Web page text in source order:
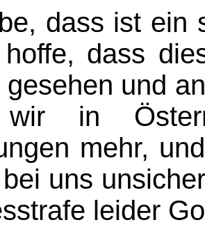
dass ist ein
dass
gesehen und
wir in
mehr,
uns
leider